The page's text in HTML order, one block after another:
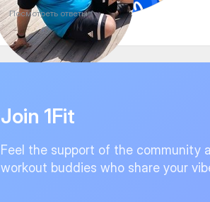
Посмотреть ответы
Join 1Fit
Feel the support of the community
workout buddies who share your